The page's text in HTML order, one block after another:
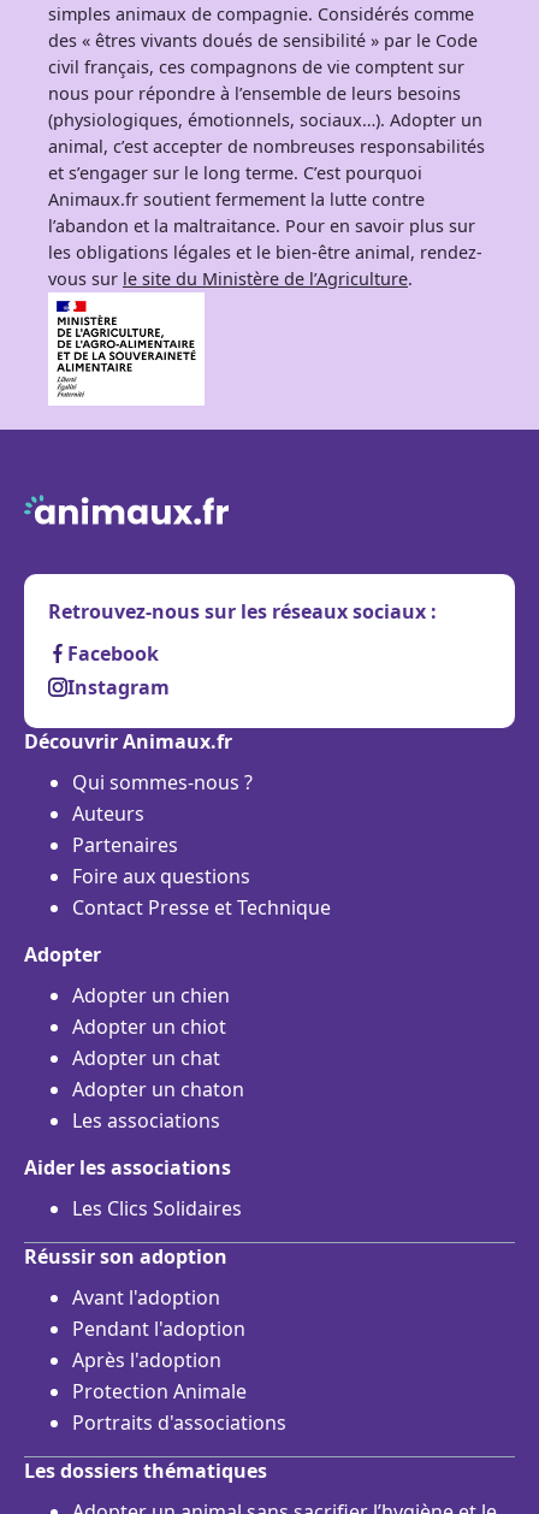
simples animaux de compagnie. Considérés comme
des « êtres vivants doués de sensibilité » par le Code
civil français, ces compagnons de vie comptent sur
nous pour répondre à l’ensemble de leurs besoins
(physiologiques, émotionnels, sociaux…). Adopter un
animal, c’est accepter de nombreuses responsabilités
et s’engager sur le long terme. C’est pourquoi
Animaux.fr soutient fermement la lutte contre
l’abandon et la maltraitance. Pour en savoir plus sur
les obligations légales et le bien-être animal, rendez-
vous sur le site du Ministère de l’Agriculture.
Retrouvez-nous sur les réseaux sociaux :
Facebook
Instagram
Découvrir Animaux.fr
Qui sommes-nous ?
Auteurs
Partenaires
Foire aux questions
Contact Presse et Technique
Adopter
Adopter un chien
Adopter un chiot
Adopter un chat
Adopter un chaton
Les associations
Aider les associations
Les Clics Solidaires
Réussir son adoption
Avant l'adoption
Pendant l'adoption
Après l'adoption
Protection Animale
Portraits d'associations
Les dossiers thématiques